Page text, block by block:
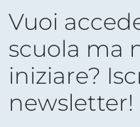
Vuoi
scuola ma
iniziare?
newsletter!